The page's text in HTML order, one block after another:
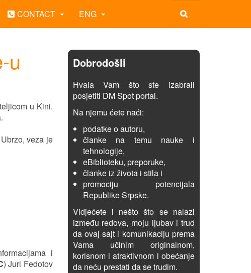
CONTACT ENG
u
u Kini.
veza je
i
) Juri Fedotov
Dobrodošli
Hvala Vam što ste izabrali
posjetiti DM Spot portal.
Na njemu ćete naći:
podatke o autoru,
članke na temu nauke i
tehnologije,
eBiblioteku, preporuke,
članke iz života i stila i
promociju potencijala
Republike Srpske.
Vidjećete i nešto što se nalazi
između redova, moju ljubav i trud
da ovaj sajt i komunikaciju prema
Vama učinim originalnom,
korisnom i atraktivnom i obećanje
da neću prestati da se trudim.